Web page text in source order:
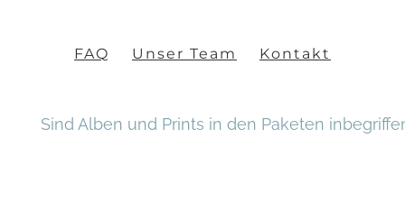
FAQ Unser Team Kontakt
Sind Alben und Prints in den Paketen